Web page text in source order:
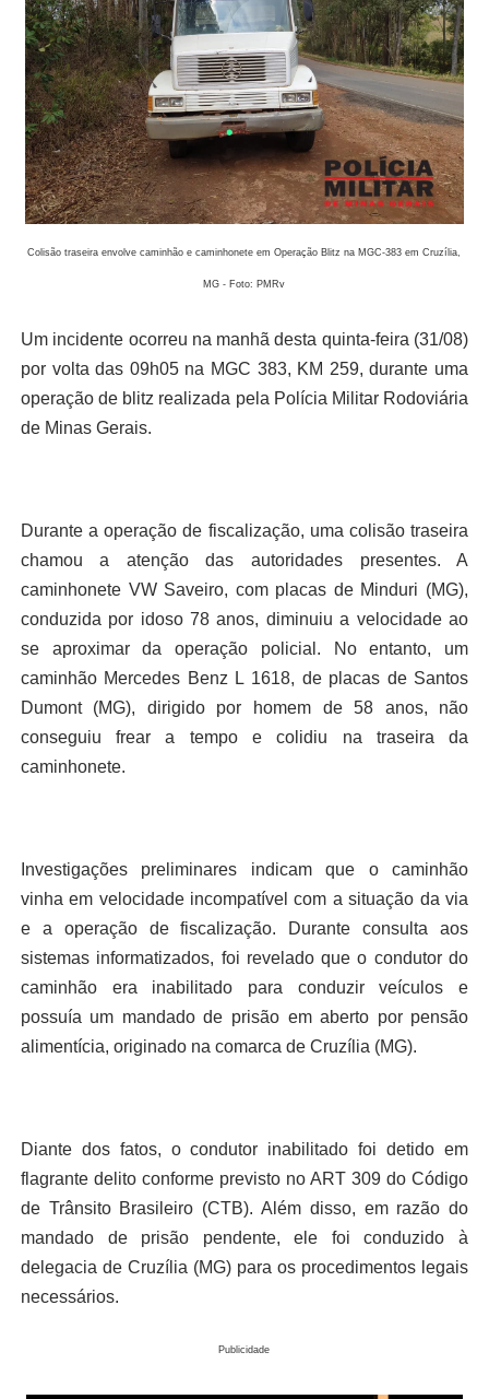
Colisão traseira envolve caminhão e caminhonete em Operação Blitz na MGC-383 em Cruzília,
MG - Foto: PMRv
Um incidente ocorreu na manhã desta quinta-feira (31/08)
por volta das 09h05 na MGC 383, KM 259, durante uma
operação de blitz realizada pela Polícia Militar Rodoviária
de Minas Gerais.
Durante a operação de fiscalização, uma colisão traseira
chamou a atenção das autoridades presentes. A
caminhonete VW Saveiro, com placas de Minduri (MG),
conduzida por idoso 78 anos, diminuiu a velocidade ao
se aproximar da operação policial. No entanto, um
caminhão Mercedes Benz L 1618, de placas de Santos
Dumont (MG), dirigido por homem de 58 anos, não
conseguiu frear a tempo e colidiu na traseira da
caminhonete.
Investigações preliminares indicam que o caminhão
vinha em velocidade incompatível com a situação da via
e a operação de fiscalização. Durante consulta aos
sistemas informatizados, foi revelado que o condutor do
caminhão era inabilitado para conduzir veículos e
possuía um mandado de prisão em aberto por pensão
alimentícia, originado na comarca de Cruzília (MG).
Diante dos fatos, o condutor inabilitado foi detido em
flagrante delito conforme previsto no ART 309 do Código
de Trânsito Brasileiro (CTB). Além disso, em razão do
mandado de prisão pendente, ele foi conduzido à
delegacia de Cruzília (MG) para os procedimentos legais
necessários.
Publicidade